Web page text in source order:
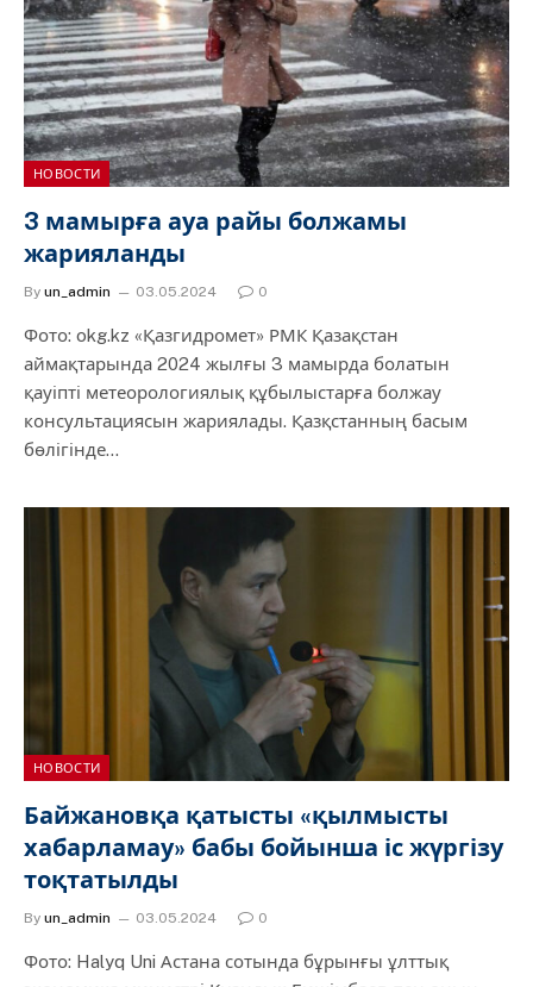
НОВОСТИ
3 мамырға ауа райы болжамы
жарияланды
By un_admin 03.05.2024 0
Фото: okg.kz «Қазгидромет» РМК Қазақстан
аймақтарында 2024 жылғы 3 мамырда болатын
қауіпті метеорологиялық құбылыстарға болжау
консультациясын жариялады. Қазқстанның басым
бөлігінде…
НОВОСТИ
Байжановқа қатысты «қылмысты
хабарламау» бабы бойынша іс жүргізу
тоқтатылды
By un_admin 03.05.2024 0
Фото: Halyq Uni Астана сотында бұрынғы ұлттық